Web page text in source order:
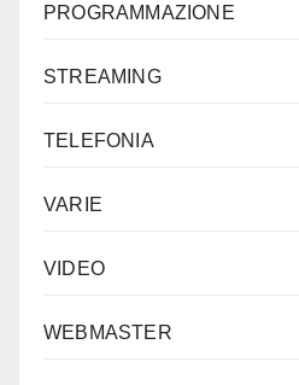
PROGRAMMAZIONE
STREAMING
TELEFONIA
VARIE
VIDEO
WEBMASTER